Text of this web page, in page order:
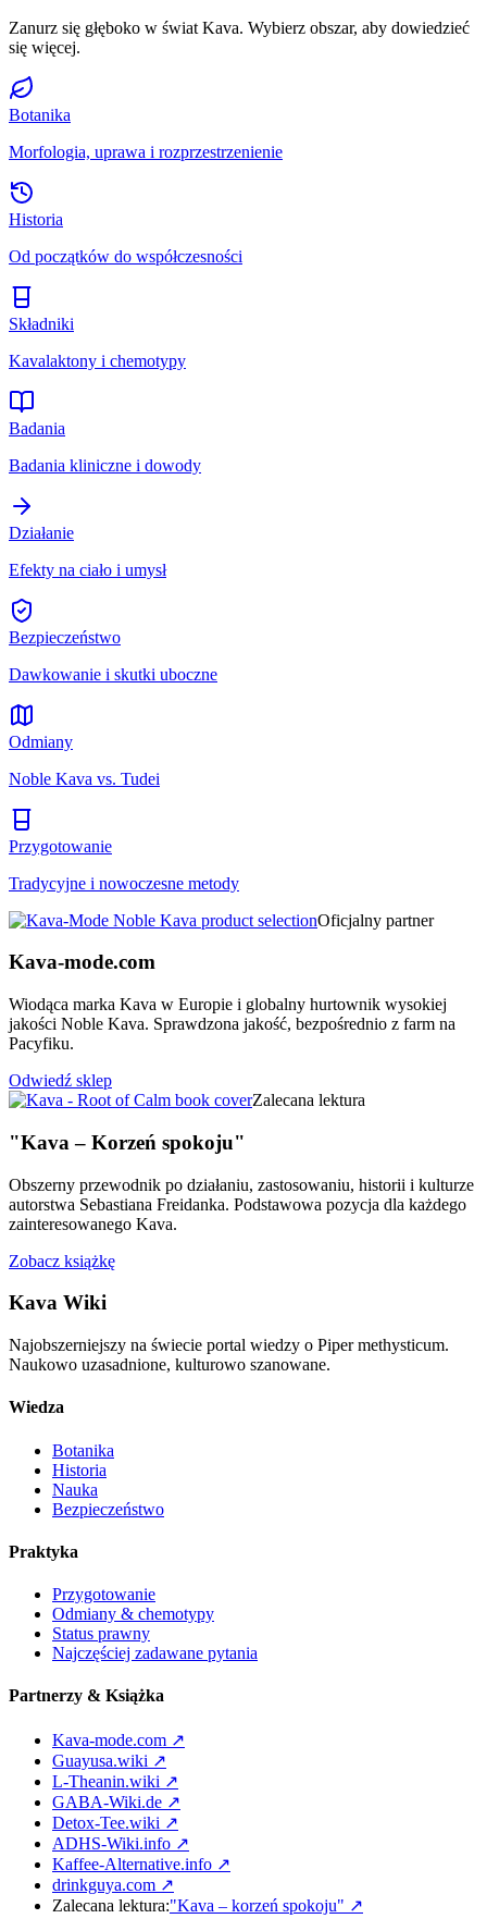
Zanurz się głęboko w świat Kava. Wybierz obszar, aby dowiedzieć
się więcej.
Botanika
Morfologia, uprawa i rozprzestrzenienie
Historia
Od początków do współczesności
Składniki
Kavalaktony i chemotypy
Badania
Badania kliniczne i dowody
Działanie
Efekty na ciało i umysł
Bezpieczeństwo
Dawkowanie i skutki uboczne
Odmiany
Noble Kava vs. Tudei
Przygotowanie
Tradycyjne i nowoczesne metody
Oficjalny partner
Kava-mode.com
Wiodąca marka Kava w Europie i globalny hurtownik wysokiej
jakości Noble Kava. Sprawdzona jakość, bezpośrednio z farm na
Pacyfiku.
Odwiedź sklep
Zalecana lektura
"Kava – Korzeń spokoju"
Obszerny przewodnik po działaniu, zastosowaniu, historii i kulturze
autorstwa Sebastiana Freidanka. Podstawowa pozycja dla każdego
zainteresowanego Kava.
Zobacz książkę
Kava Wiki
Najobszerniejszy na świecie portal wiedzy o Piper methysticum.
Naukowo uzasadnione, kulturowo szanowane.
Wiedza
Botanika
Historia
Nauka
Bezpieczeństwo
Praktyka
Przygotowanie
Odmiany & chemotypy
Status prawny
Najczęściej zadawane pytania
Partnerzy & Książka
Kava-mode.com ↗
Guayusa.wiki ↗
L-Theanin.wiki ↗
GABA-Wiki.de ↗
Detox-Tee.wiki ↗
ADHS-Wiki.info ↗
Kaffee-Alternative.info ↗
drinkguya.com ↗
Zalecana lektura:"Kava – korzeń spokoju" ↗